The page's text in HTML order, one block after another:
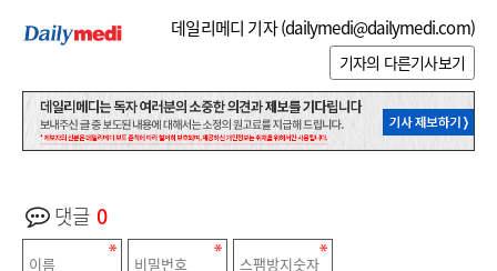
데일리메디 기자 (dailymedi@dailymedi.com)
기자의 다른기사보기
댓글 0